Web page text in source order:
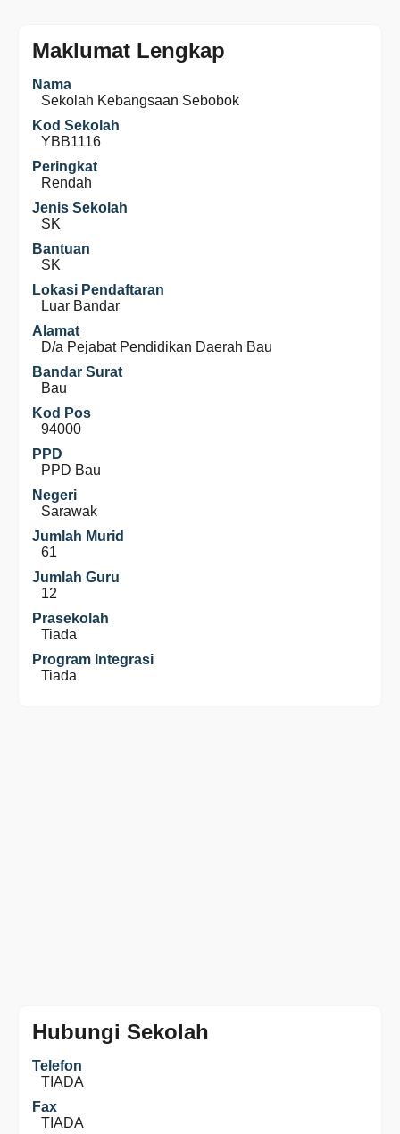
Maklumat Lengkap
Nama
Sekolah Kebangsaan Sebobok
Kod Sekolah
YBB1116
Peringkat
Rendah
Jenis Sekolah
SK
Bantuan
SK
Lokasi Pendaftaran
Luar Bandar
Alamat
D/a Pejabat Pendidikan Daerah Bau
Bandar Surat
Bau
Kod Pos
94000
PPD
PPD Bau
Negeri
Sarawak
Jumlah Murid
61
Jumlah Guru
12
Prasekolah
Tiada
Program Integrasi
Tiada
Hubungi Sekolah
Telefon
TIADA
Fax
TIADA